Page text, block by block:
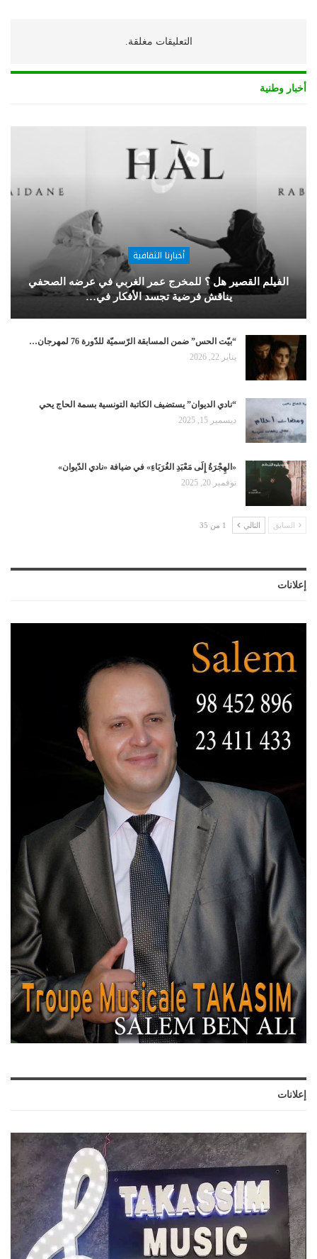
التعليقات مغلقة.
أخبار وطنية
أخبارنا الثقافية
الفيلم القصير هل ؟ للمخرج عمر الغربي في عرضه الصحفي
يناقش فرضية تجسد الأفكار في…
“بيّت الحس” ضمن المسابقة الرّسميّة للدّورة 76 لمهرجان…
يناير 22, 2026
“نادي الديوان” يستضيف الكاتبة التونسية بسمة الحاج يحي
ديسمبر 15, 2025
«الهِجْرَةُ إِلَى مَعْبَدِ الغُرَبَاءِ» في ضيافة «نادي الدّيوان»
نوفمبر 20, 2025
السابق التالي 1 من 35
إعلانات
إعلانات